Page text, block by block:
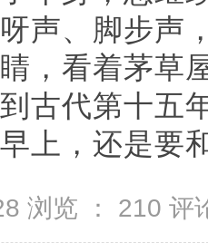
声、脚步声
，看着茅草
古代第十五
上，还是要
浏览 ： 210 评